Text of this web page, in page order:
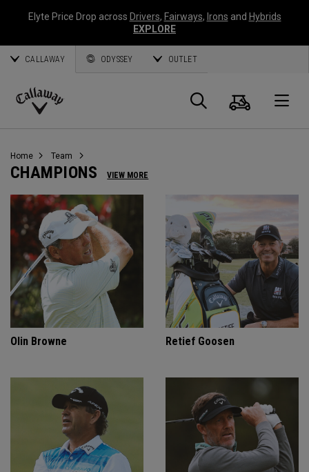
Elyte Price Drop across Drivers, Fairways, Irons and Hybrids
EXPLORE
CALLAWAY ODYSSEY OUTLET
Callaway
Panier
Home Team
CHAMPIONS VIEW MORE
Olin Browne Retief Goosen